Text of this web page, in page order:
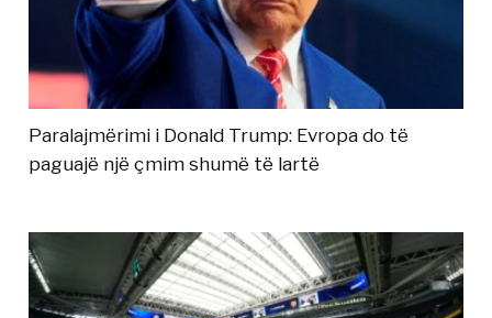
Paralajmërimi i Donald Trump: Evropa do të
paguajë një çmim shumë të lartë